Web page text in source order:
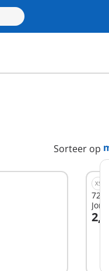
Sorteer op
XS